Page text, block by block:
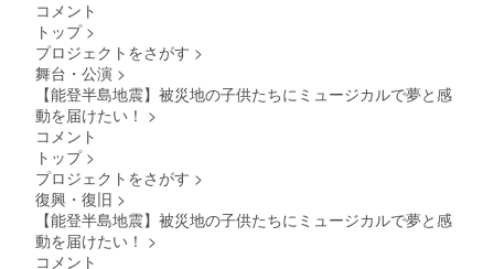
コメント
トップ >
プロジェクトをさがす >
舞台・公演 >
【能登半島地震】被災地の子供たちにミュージカルで夢と感
動を届けたい！ >
コメント
トップ >
プロジェクトをさがす >
復興・復旧 >
【能登半島地震】被災地の子供たちにミュージカルで夢と感
動を届けたい！ >
コメント